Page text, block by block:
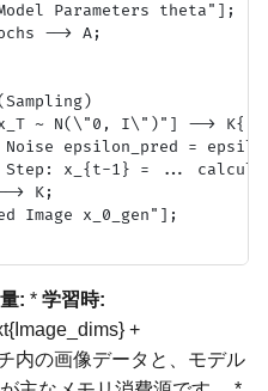
Parameters theta"];
--> A;
~ N(\"0, I\")"] -->
epsilon_pred =
x_{t-1} = ...
> K;
Image x_0_gen"];
: * 学習時:
+
内の画像データと、モデル